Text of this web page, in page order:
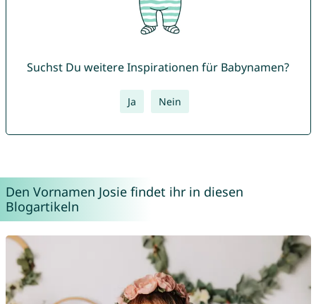
Suchst Du weitere Inspirationen für Babynamen?
Ja Nein
Den Vornamen Josie findet ihr in diesen
Blogartikeln